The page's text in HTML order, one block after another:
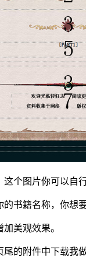
个图片你可以自
书籍名称，你想
美观效果。
的附件中下载我